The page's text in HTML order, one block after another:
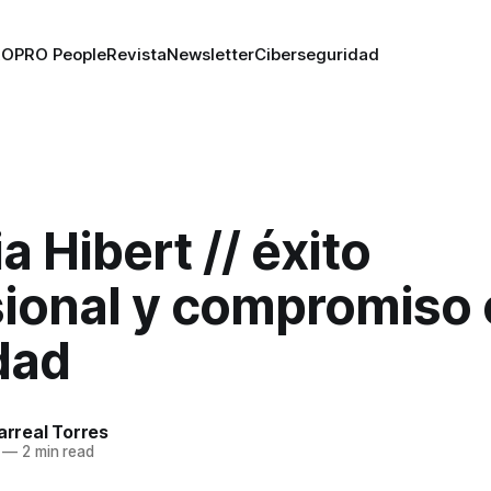
PRO PeopleRevistaNewsletterCiberseguridad
Hibert // éxito
y compromiso
Torres
—2 min read